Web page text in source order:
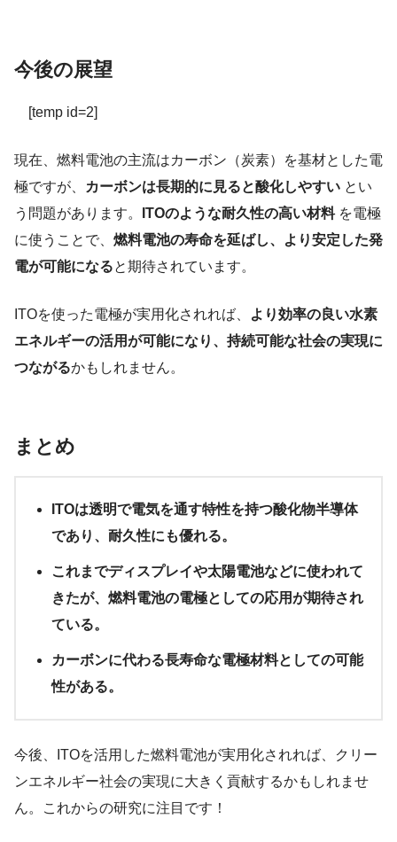
今後の展望
[temp id=2]
現在、燃料電池の主流はカーボン（炭素）を基材とした電
極ですが、
カーボンは長期的に見ると酸化しやすい とい
う問題があります。
ITOのような耐久性の高い材料を電極
に使うことで、 燃料電池の寿命を延ばし、より安定した発
電が可能になると期待されています。
ITOを使った電極が実用化されれば、
より効率の良い水素
エネルギーの活用が可能になり、持続可能な社会の実現に
つながるかもしれません。
まとめ
ITOは透明で電気を通す特性を持つ酸化物半導体
であり、耐久性にも優れる。
これまでディスプレイや太陽電池などに使われて
きたが、燃料電池の電極としての応用が期待され
ている。
カーボンに代わる長寿命な電極材料としての可能
性がある。
今後、ITOを活用した燃料電池が実用化されれば、クリー
ンエネルギー社会の実現に大きく貢献するかもしれませ
ん。これからの研究に注目です！